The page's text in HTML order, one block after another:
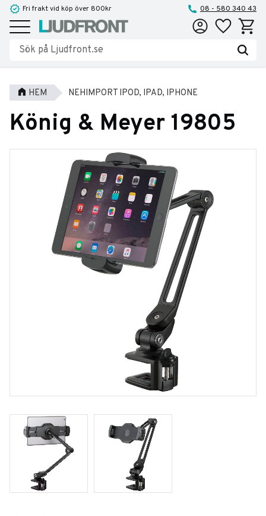
Meny
Fri frakt vid köp över 800kr 08 - 580 340 43
Favoriter
HEM NEHIMPORT IPOD, IPAD, IPHONE
König & Meyer 19805